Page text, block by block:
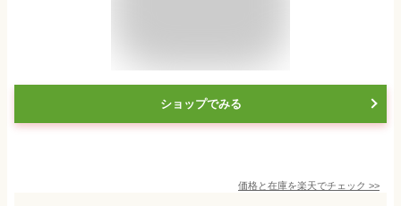
ショップでみる
価格と在庫を楽天でチェック >>